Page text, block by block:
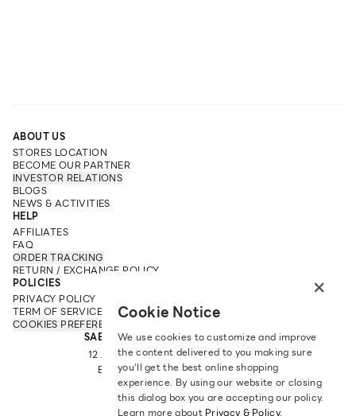
เคล็ดลับการเลือกเสื้อเกาะอกลายลูกไม้ให้เหมาะกับรูปร่าง
เคล็ดลับการเลือกเสื้อเกาะอกลายลูกไม้ให้เหมาะกับรูปร่าง ขอแบ่ง
เป็นอักษรให้เข้าได้ลักษณะของหุ่นได้ง่ายมากยิ่งขึ้น โดยจะมี V, A,
O และ H โดนแต่ละอักษรนั้น จะมีจุดเด่นที่แตกต่างกัน ดังนี้
•รูปทรงตัว V :คนที่มีรูปทรงตัว V จะมีไหล่สวย มีคอเรียว แนะนำ
สวยงาม อาจมีดีเทลที่ช่วงอกเล็กน้อย เพื่อเพิ่มความสมดุลให้กับ
•รูปทรงตัว A :คนที่มีรูปทรงตัว A จะมีไหล่แคบ เอวคอด สะโพก
ผาย แนะนำให้เลือกซื้อเสื้อเกาะอกลายลูกไม้ที่มีดีเทลช่วงเอว เช่น
การจับจีบ ใช้ผ้าลูกไม้คนละลาย เพื่อดึงดูดความสนใจบริเวณเอว
ในขณะที่ช่วงบนให้เลือกทรงที่พอดีตัว
รูปทรงตัว O :
คนที่มีรูปทรงตัว O จะมีสะโพกและต้นขาที่เรียว
สวย แนะนำให้เลือกเสื้อเกาะอกลายลูกไม้ที่มีดีเทลช่วงอก มีระบาย
เพื่อช่วยเพิ่มความอวบอิ่มบริเวณช่วงบน
คนที่มีรูปทรงตัว H จะมีไหล่และสะโพกเท่า ๆ กัน
แนะนำให้เลือกเสื้อเกาะอกลายลูกไม้ที่มีดีเทลช่วงไหล่ เช่น สายเดี่ยว
ABOUT US
STORES LOCATION
BECOME OUR PARTNER
INVESTOR RELATIONS
BLOGS
NEWS & ACTIVITIES
HELP
AFFILIATES
FAQ
ORDER TRACKING
RETURN / EXCHANGE POLICY
POLICIES
PRIVACY POLICY
TERM OF SERVICE
COOKIES PREFERENCES
SABINA FAREAST COMPANY LIMITED
12 ARUN AMARIN RD, ARUN AMARIN
BANGKOK NOI, BANGKOK 10700
TEL: +66 2 422 9430
EMAIL: CRM@SABINA.CO.TH
×
Cookie Notice
We use cookies to customize and improve
the content delivered to you making sure
you‘ll get the best online shopping
experience. By using our website or closing
this dialog box you are accepting our policy.
Learn more about Privacy & Policy.